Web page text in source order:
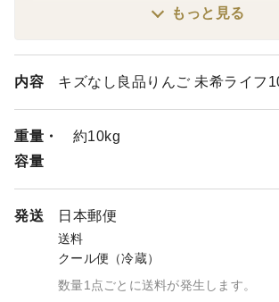
ご不便をおかけいたしますが何卒ご了承く
もっと見る
内容 キズなし良品りんご 未希ライフ
重量・
容量
約10kg
発送 日本郵便
送料
クール便（冷蔵）
数量1点ごとに送料が発生します。